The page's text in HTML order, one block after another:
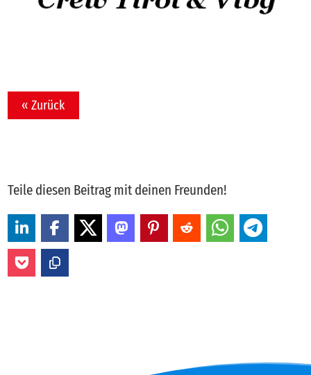
« Zurück
Teile diesen Beitrag mit deinen Freunden!